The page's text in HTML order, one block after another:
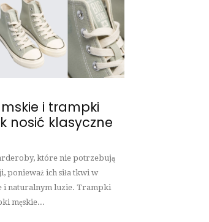
i trampki
nosić klasyczne
które nie potrzebują
ponieważ ich siła tkwi w
i naturalnym luzie. Trampki
męskie...